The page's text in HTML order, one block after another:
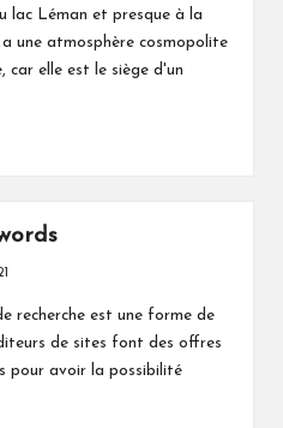
lac Léman et presque à la
une atmosphère cosmopolite
car elle est le siège d'un
recherche est une forme de
de sites font des offres
pour avoir la possibilité